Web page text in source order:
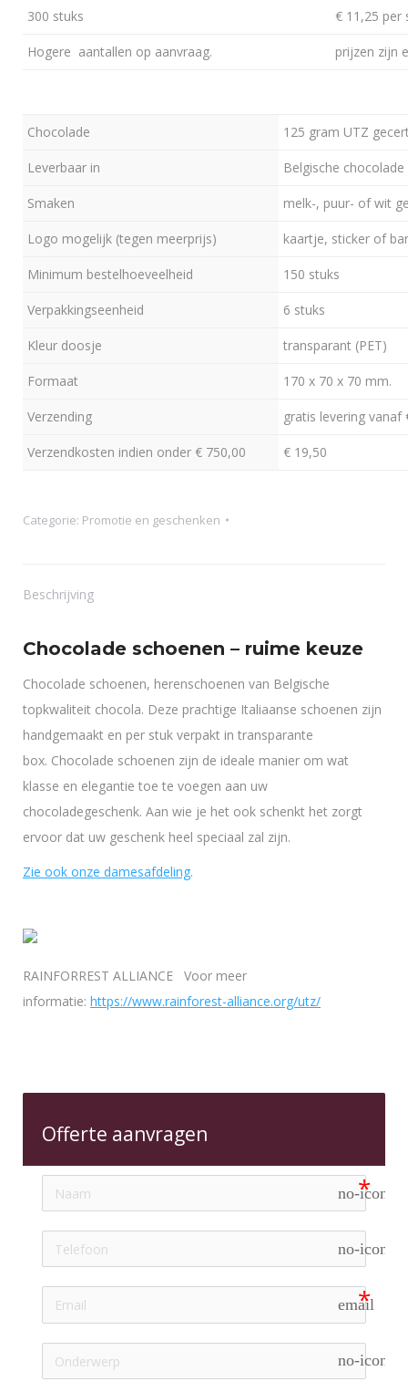
300 stuks € 11,25 per
Hogere aantallen op aanvraag. prijzen zijn
Chocolade 125 gram UTZ
Leverbaar in Belgische chocolade
Smaken melk-, puur- of wit
Logo mogelijk (tegen meerprijs) kaartje, sticker of
Minimum bestelhoeveelheid 150 stuks
Verpakkingseenheid 6 stuks
Kleur doosje transparant (PET)
Formaat 170 x 70 x 70 mm.
Verzending gratis levering vanaf
Verzendkosten indien onder € 750,00 € 19,50
Categorie: Promotie en geschenken
Beschrijving
Chocolade schoenen – ruime keuze
Chocolade schoenen, herenschoenen van Belgische
topkwaliteit chocola. Deze prachtige Italiaanse schoenen zijn
handgemaakt en per stuk verpakt in transparante
box. Chocolade schoenen zijn de ideale manier om wat
klasse en elegantie toe te voegen aan uw
chocoladegeschenk. Aan wie je het ook schenkt het zorgt
ervoor dat uw geschenk heel speciaal zal zijn.
Zie ook onze damesafdeling.
RAINFORREST ALLIANCE Voor meer
informatie: https://www.rainforest-alliance.org/utz/
Offerte aanvragen
no-icon
no-icon
email
no-icon